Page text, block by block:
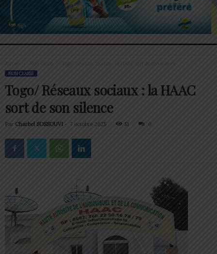
Accueil Togo/ Réseaux sociaux : la HAAC sort de son silence
NON CLASSÉ
Togo/ Réseaux sociaux : la HAAC
sort de son silence
Par Charbel SOSSOUVI - 7 octobre 2025 51 0